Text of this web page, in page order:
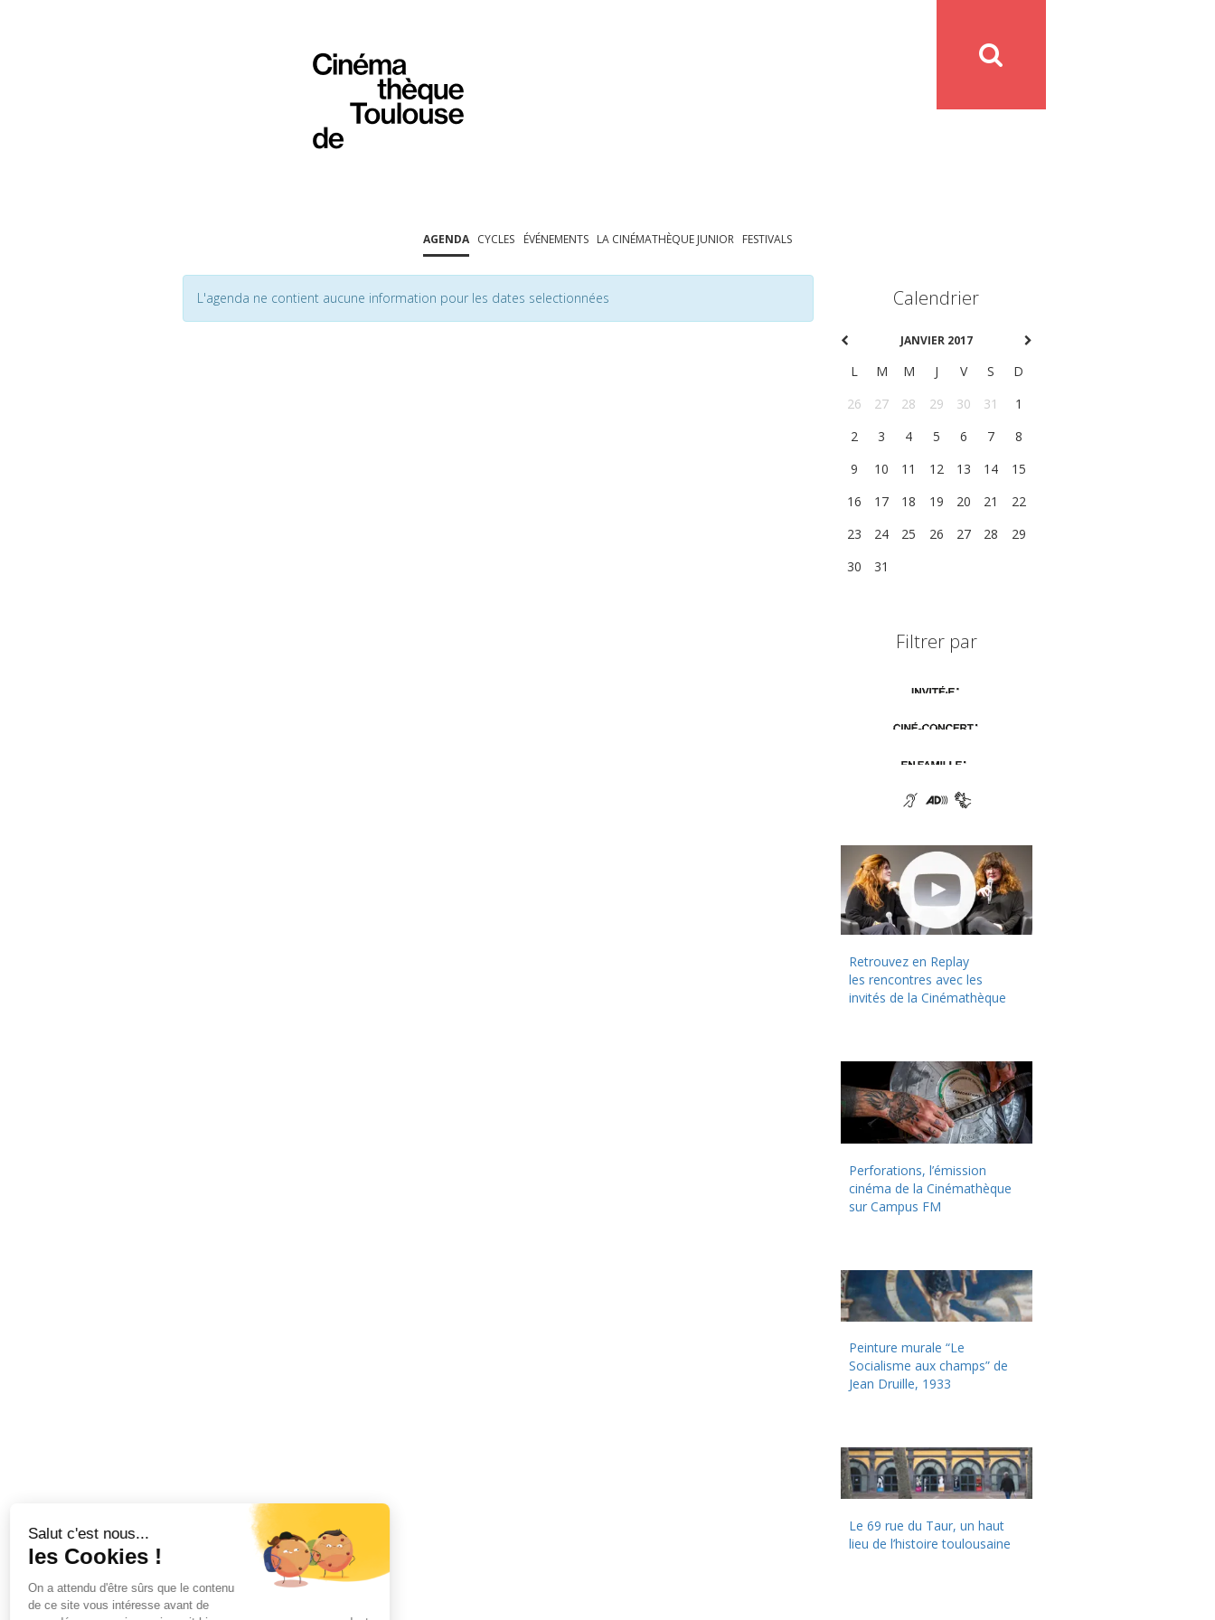
AGENDA CYCLES ÉVÉNEMENTS LA CINÉMATHÈQUE JUNIOR FESTIVALS
L'agenda ne contient aucune information pour les dates selectionnées Calendrier
JANVIER 2017
L M M J V S
D
26
27 28 29 30 31
1
2
3 4 5 6 7
8
9
10 11 12 13 14
15
16
17 18 19 20 21
22
23
24 25 26 27 28
29
30
31
Filtrer par
Retrouvez en Replay
les rencontres avec les
invités de la Cinémathèque
Perforations, l’émission
cinéma de la Cinémathèque
sur Campus FM
Peinture murale “Le
Socialisme aux champs” de
Jean Druille, 1933
Le 69 rue du Taur, un haut
lieu de l’histoire toulousaine